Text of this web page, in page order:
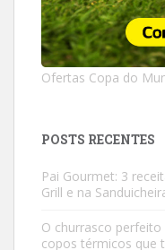
Ofertas Copa do
POSTS RECENTES
Pai Gourmet: 3
Grill e na
O churrasco
copos térmicos que